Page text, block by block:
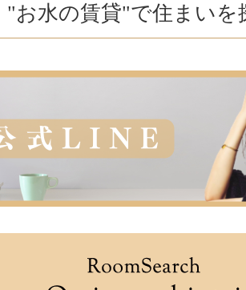
"お水の賃貸"で住まいを